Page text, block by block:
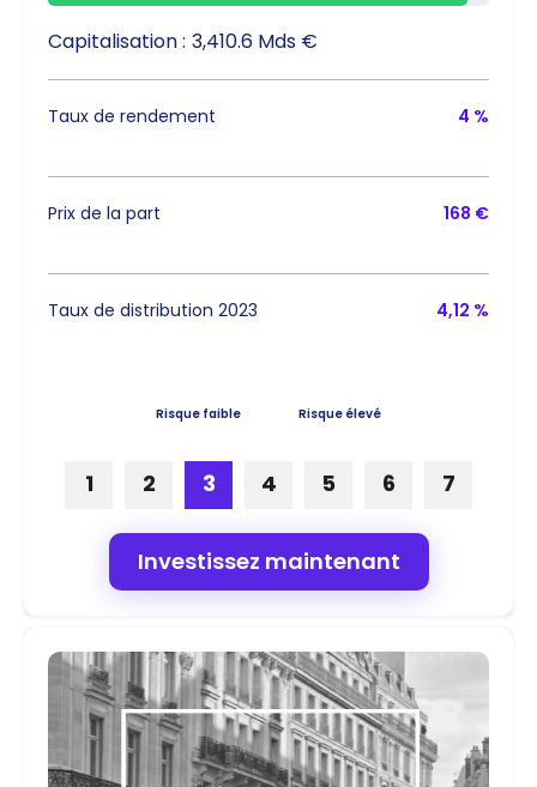
Capitalisation : 3,410.6 Mds €
Taux de rendement 4 %
Prix de la part 168 €
Taux de distribution 2023 4,12 %
Risque faible Risque élevé
1 2 3 4 5 6 7
Investissez maintenant